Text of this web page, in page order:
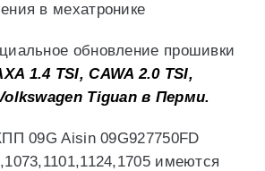
в мехатронике
обновление прошивки
1.4 TSI, CAWA 2.0 TSI,
Tiguan в Перми.
09G Aisin 09G927750FD
имеются